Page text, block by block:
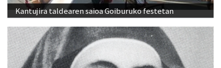
Kantujira taldearen saioa Goiburuko festetan